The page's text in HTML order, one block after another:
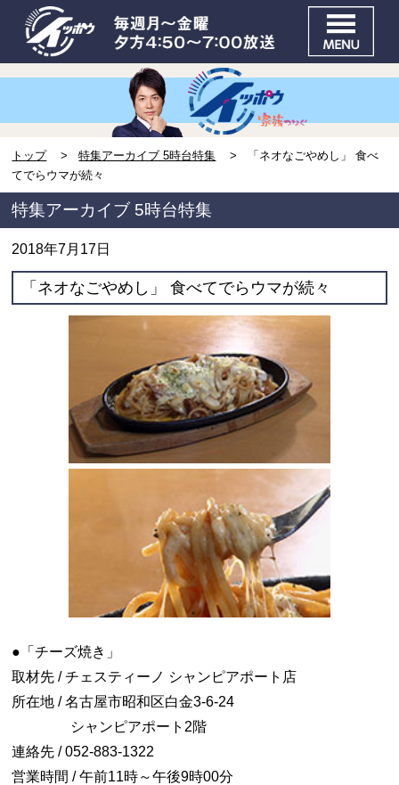
トップ 特集アーカイブ 5時台特集
「ネオなごやめし」 食べ
てでらウマが続々
特集アーカイブ 5時台特集
2018年7月17日
「ネオなごやめし」 食べてでらウマが続々
●「チーズ焼き」
取材先 / チェスティーノ シャンピアポート店
所在地 / 名古屋市昭和区白金3-6-24
シャンピアポート2階
連絡先 / 052-883-1322
営業時間 / 午前11時～午後9時00分